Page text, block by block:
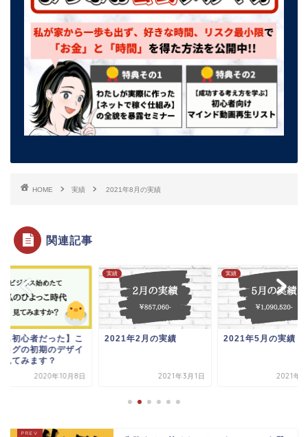
HOME 実績 2021年8月の実績
関連記事
も初心者だった】こ
ログの初期のデザイ
見てみます？
2020年10月8日
実績
2021年2月の実績
2021年3月1日
実績
2021年5月の実績
2021年6